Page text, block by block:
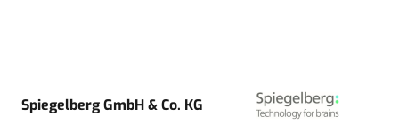
Spiegelberg GmbH & Co. KG